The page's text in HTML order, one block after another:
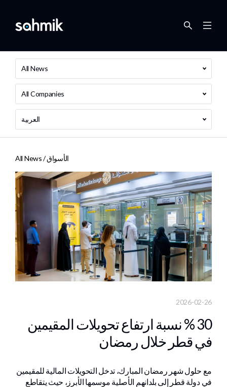
All News
All Companies
العربية
All News /الأسواق
2026-02-26
30 % نسبة ارتفاع تحويلات المقيمين
في قطر خلال رمضان
مع حلول شهر رمضان المبارك، تدخل التحويلات المالية للمقيمين
في دولة قطر إلى بلدانهم الأصلية موسمها الأبرز، حيث يتقاطع